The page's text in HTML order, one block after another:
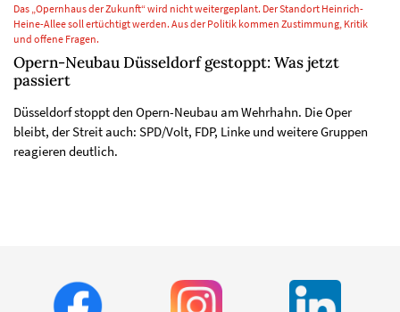
Das „Opernhaus der Zukunft“ wird nicht weitergeplant. Der Standort Heinrich-
Heine-Allee soll ertüchtigt werden. Aus der Politik kommen Zustimmung, Kritik
und offene Fragen.
Opern-Neubau Düsseldorf gestoppt: Was jetzt
passiert
Düsseldorf stoppt den Opern-Neubau am Wehrhahn. Die Oper
bleibt, der Streit auch: SPD/Volt, FDP, Linke und weitere Gruppen
reagieren deutlich.